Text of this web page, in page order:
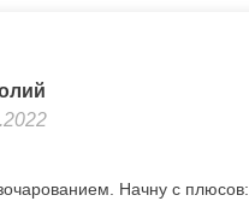
Начну с плюсов: